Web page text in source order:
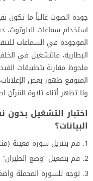
جودة الصوت غالباً ما تكون
استخدام سماعات البلوتوث،
الموجودة في السماعات
البطارية، فالتشغيل في
ملحوظ مقارنة بتطبيقات
المتوقع ظهور بعض
ولا تظهر أثناء تلاوة القرآن
اختبار التشغيل
البيانات؟
قم بتنزيل سورة معينة
قم بتفعيل “وضع
توجه للسورة المحملة